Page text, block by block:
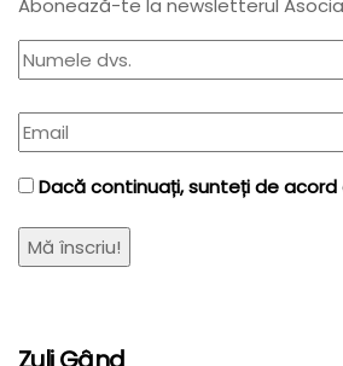
Abonează-te la newsletterul
Dacă continuați, sunteți de